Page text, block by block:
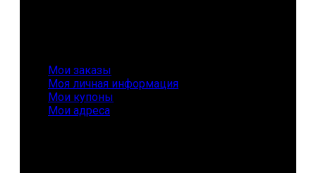
Мои заказы
Моя личная информация
Мои купоны
Мои адреса